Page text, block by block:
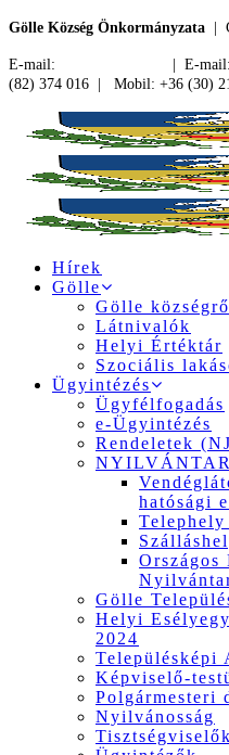
Gölle Község Önkormányzata |
E-mail: | E-mail:
(82) 374 016 | Mobil: +36 (30)
Hírek
Gölle
Gölle
Látnivalók
Helyi Értéktár
Szociális
Ügyintézés
Ügyfélfogadás
e-Ügyintézés
Rendeletek
hatósági
Országos
Gölle
Helyi
2024
Településképi
Képviselő-
Polgármesteri
Nyilvánosság
Tisztségviselők